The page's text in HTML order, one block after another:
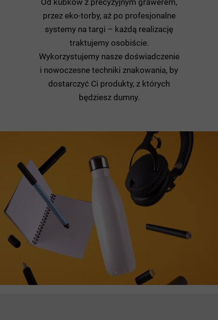
Od kubków z precyzyjnym grawerem,
przez eko-torby, aż po profesjonalne
systemy na targi – każdą realizację
traktujemy osobiście.
Wykorzystujemy nasze doświadczenie
i nowoczesne techniki znakowania, by
dostarczyć Ci produkty, z których
będziesz dumny.